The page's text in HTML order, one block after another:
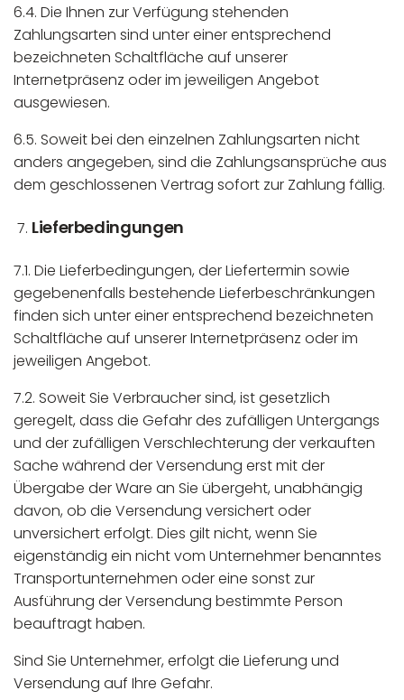
6.4. Die Ihnen zur Verfügung stehenden
Zahlungsarten sind unter einer entsprechend
bezeichneten Schaltfläche auf unserer
Internetpräsenz oder im jeweiligen Angebot
ausgewiesen.
6.5. Soweit bei den einzelnen Zahlungsarten nicht
anders angegeben, sind die Zahlungsansprüche aus
dem geschlossenen Vertrag sofort zur Zahlung fällig.
Lieferbedingungen
7.1. Die Lieferbedingungen, der Liefertermin sowie
gegebenenfalls bestehende Lieferbeschränkungen
finden sich unter einer entsprechend bezeichneten
Schaltfläche auf unserer Internetpräsenz oder im
jeweiligen Angebot.
7.2. Soweit Sie Verbraucher sind, ist gesetzlich
geregelt, dass die Gefahr des zufälligen Untergangs
und der zufälligen Verschlechterung der verkauften
Sache während der Versendung erst mit der
Übergabe der Ware an Sie übergeht, unabhängig
davon, ob die Versendung versichert oder
unversichert erfolgt. Dies gilt nicht, wenn Sie
eigenständig ein nicht vom Unternehmer benanntes
Transportunternehmen oder eine sonst zur
Ausführung der Versendung bestimmte Person
beauftragt haben.
Sind Sie Unternehmer, erfolgt die Lieferung und
Versendung auf Ihre Gefahr.